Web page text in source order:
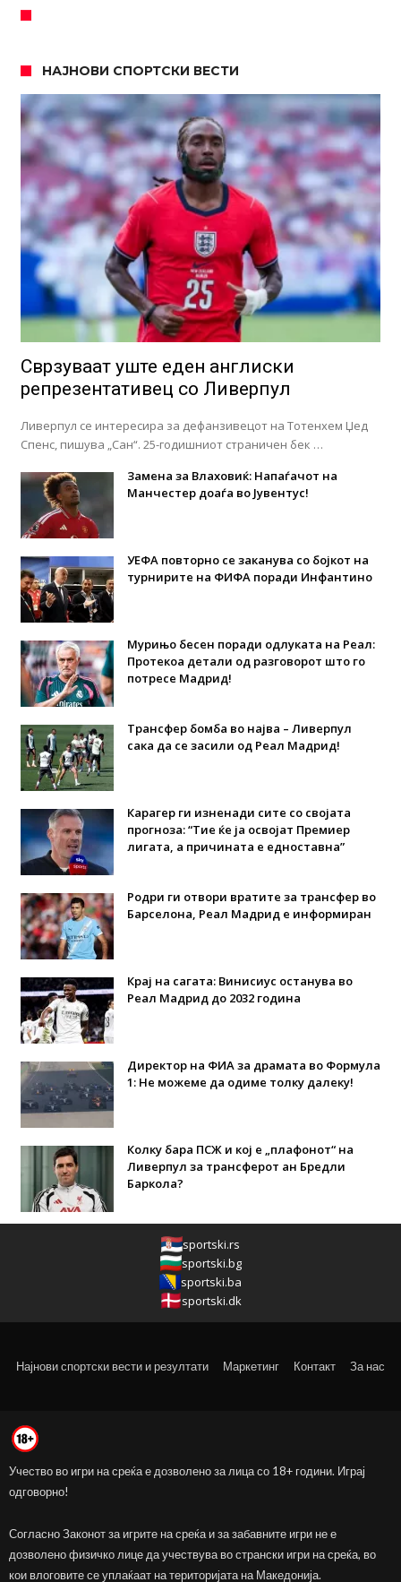
НАЈНОВИ СПОРТСКИ ВЕСТИ
Сврзуваат уште еден англиски
репрезентативец со Ливерпул
Ливерпул се интересира за дефанзивецот на Тотенхем Џед
Спенс, пишува „Сан“. 25-годишниот страничен бек …
Замена за Влаховиќ: Напаѓачот на
Манчестер доаѓа во Јувентус!
УЕФА повторно се заканува со бојкот на
турнирите на ФИФА поради Инфантино
Мурињо бесен поради одлуката на Реал:
Протекоа детали од разговорот што го
потресе Мадрид!
Трансфер бомба во најва – Ливерпул
сака да се засили од Реал Мадрид!
Карагер ги изненади сите со својата
прогноза: “Тие ќе ја освојат Премиер
лигата, а причината е едноставна”
Родри ги отвори вратите за трансфер во
Барселона, Реал Мадрид е информиран
Крај на сагата: Винисиус останува во
Реал Мадрид до 2032 година
Директор на ФИА за драмата во Формула
1: Не можеме да одиме толку далеку!
Колку бара ПСЖ и кој е „плафонот“ на
Ливерпул за трансферот ан Бредли
Баркола?
sportski.rs
sportski.bg
sportski.ba
sportski.dk
Најнови спортски вести и резултати Маркетинг Контакт За нас
Учество во игри на среќа е дозволено за лица со 18+ години. Играј
одговорно!
Согласно Законот за игрите на среќа и за забавните игри не е
дозволено физичко лице да учествува во странски игри на среќа, во
кои влоговите се уплаќаат на територијата на Македонија.